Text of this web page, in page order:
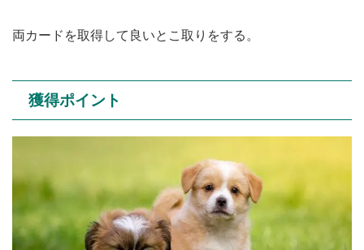
両カードを取得して良いとこ取りをする。
獲得ポイント